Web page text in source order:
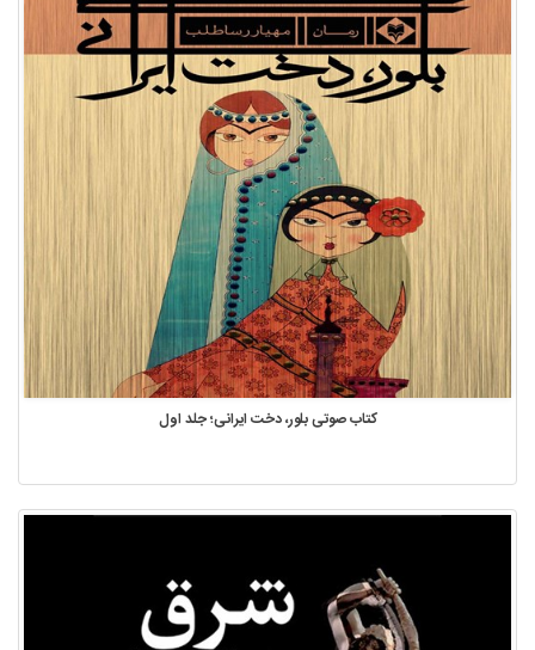
کتاب صوتی بلور، دخت ایرانی؛ جلد اول